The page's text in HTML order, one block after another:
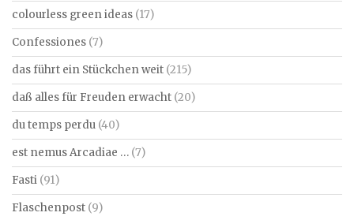
colourless green ideas (17)
Confessiones (7)
das führt ein Stückchen weit (215)
daß alles für Freuden erwacht (20)
du temps perdu (40)
est nemus Arcadiae … (7)
Fasti (91)
Flaschenpost (9)